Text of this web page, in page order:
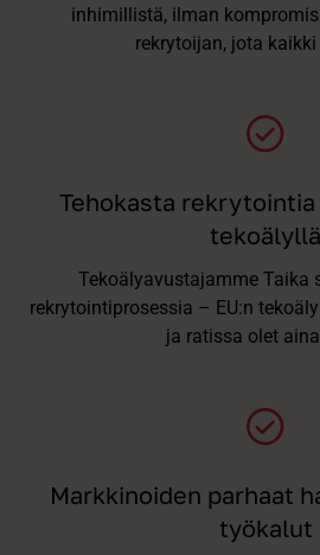
inhimillistä, ilman
rekrytoijan, jota
Tehokasta
tekoälyllä
Tekoälyavustajamme Taika
rekrytointiprosessia – EU:n
ja ratissa olet
Markkinoiden parhaat
työkalut